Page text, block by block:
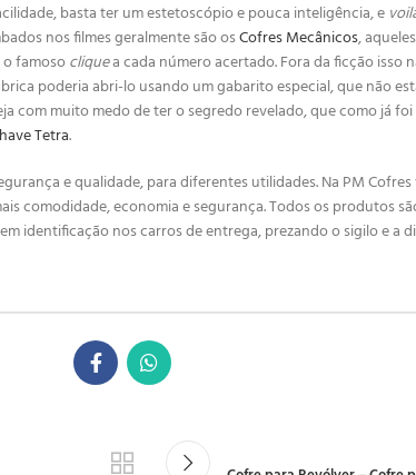
basta ter um estetoscópio e pouca inteligência, e
nos filmes geralmente são osCofres Mecânicos,
famosocliquea cada número acertado. Fora da ficção isso
poderia abri-lo usando um gabarito especial, que não
com muito medo de ter o segredo revelado, que como já
Tetra.
e qualidade, para diferentes utilidades. Na PM
comodidade, economia e segurança. Todos os produtos
identificação nos carros de entrega, prezando o sigilo e a